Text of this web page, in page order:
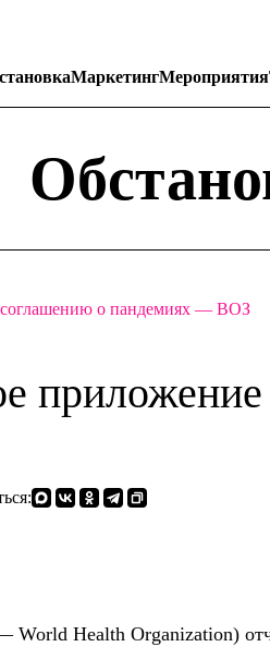
МаркетингМероприятия
о пандемиях — ВОЗ
Health Organization)